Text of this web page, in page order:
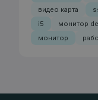
видео карта
i5
монитор
монитор